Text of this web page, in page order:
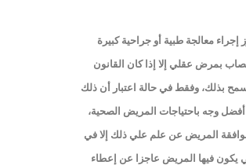
إجراء معالجة طبية أو جراحية كبيرة
بمرض عقلي إلا إذا كان القانون
بذلك، وفقط في حالة اعتبار أن ذلك
وجه باحتياجات المريض الصحية،
المريض عن علم علي ذلك إلا في
يكون فيها المريض عاجزا عن إعطاء